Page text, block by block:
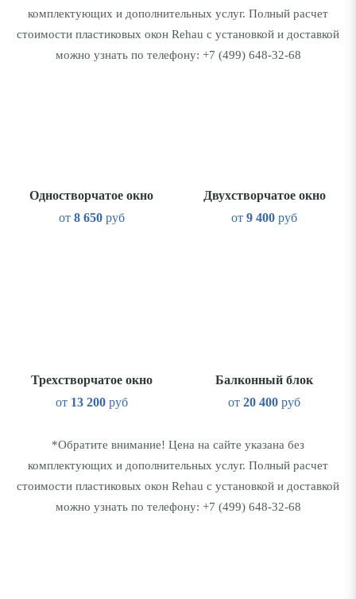
комплектующих и дополнительных услуг. Полный расчет
стоимости пластиковых окон Rehau с установкой и доставкой
можно узнать по телефону: +7 (499) 648-32-68
Одностворчатое окно
от 8 650руб
Двухстворчатое окно
от9 400 руб
Трехстворчатое окно
от 13 200руб
Балконный блок
от20 400 руб
*Обратите внимание! Цена на сайте указана без
комплектующих и дополнительных услуг. Полный расчет
стоимости пластиковых окон Rehau с установкой и доставкой
можно узнать по телефону: +7 (499) 648-32-68